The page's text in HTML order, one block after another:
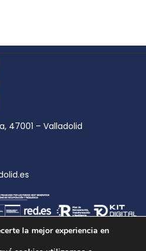
47001 – Valladolid
la mejor experiencia en